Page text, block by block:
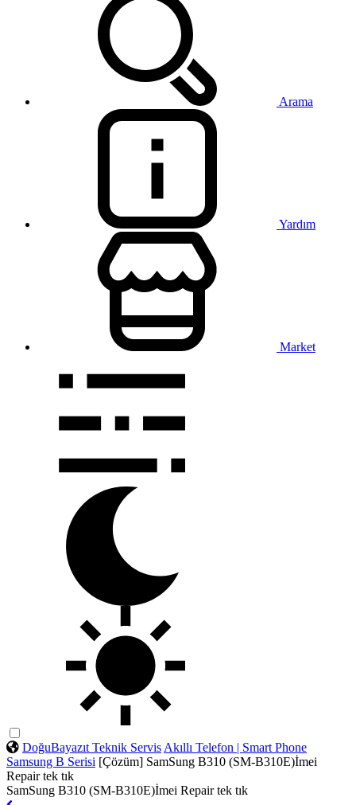
Arama
Yardım
Market
DoğuBayazıt Teknik Servis Akıllı Telefon | Smart Phone
Samsung B Serisi [Çözüm] SamSung B310 (SM-B310E)İmei
Repair tek tık
SamSung B310 (SM-B310E)İmei Repair tek tık